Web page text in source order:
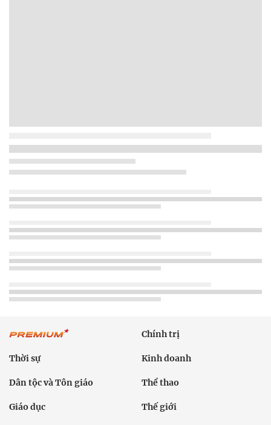
Chính trị
Thời sự Kinh doanh
Dân tộc và Tôn giáo Thể thao
Giáo dục Thế giới